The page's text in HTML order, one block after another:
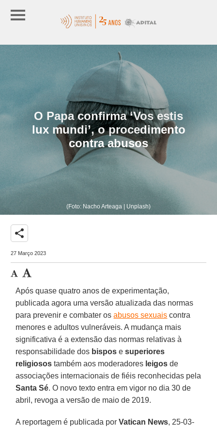
O Papa confirma ‘Vos estis
lux mundi’, o procedimento
contra abusos
(Foto: Nacho Arteaga | Unplash)
share
27 Março 2023
Após quase quatro anos de experimentação,
publicada agora uma versão atualizada das normas
para prevenir e combater osabusos sexuais contra
menores e adultos vulneráveis. A mudança mais
significativa é a extensão das normas relativas à
responsabilidade dos bispos esuperiores
religiosos também aos moderadores leigos de
associações internacionais de fiéis reconhecidas pela
Santa Sé. O novo texto entra em vigor no dia 30 de
abril, revoga a versão de maio de 2019.
A reportagem é publicada porVatican News, 25-03-